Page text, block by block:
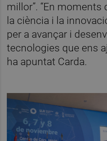
millor”. “En
la ciència i la
per a avançar i
tecnologies que ens
ha apuntat Carda.